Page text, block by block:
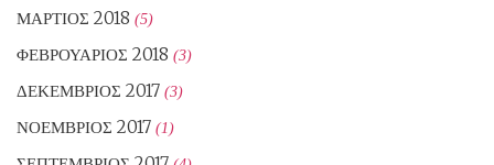
ΜΆΡΤΙΟΣ 2018 (5)
ΦΕΒΡΟΥΆΡΙΟΣ 2018 (3)
ΔΕΚΈΜΒΡΙΟΣ 2017 (3)
ΝΟΈΜΒΡΙΟΣ 2017 (1)